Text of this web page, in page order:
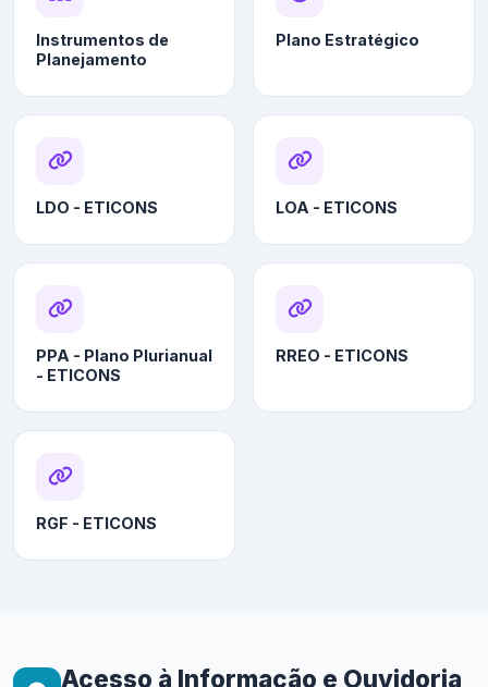
Instrumentos de
Planejamento
Plano Estratégico
LDO - ETICONS LOA - ETICONS
PPA - Plano Plurianual
- ETICONS
RREO - ETICONS
RGF - ETICONS
Acesso à Informação e Ouvidoria